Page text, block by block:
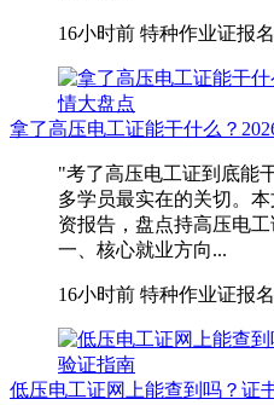
16小时前 特种作业证报
拿了高压电工证能干什么？
"考了高压电工证到底能
多学员最实在的关切。
资报告，盘点持高压电
一、核心就业方向...
16小时前 特种作业证报
低压电工证网上能查到吗？证